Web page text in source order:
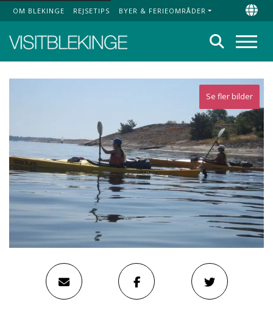
Top Menu
OM BLEKINGE REJSETIPS BYER & FERIEOMRÅDER
Søg
Se fler bilder